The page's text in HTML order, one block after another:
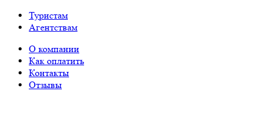
Туристам
Агентствам
О компании
Как оплатить
Контакты
Отзывы